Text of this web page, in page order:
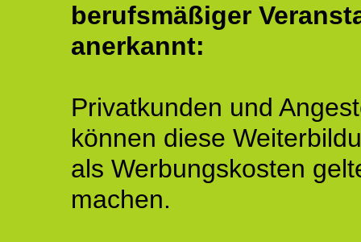
berufsmäßiger
anerkannt:
Privatkunden und
können diese
als Werbungskosten
machen.